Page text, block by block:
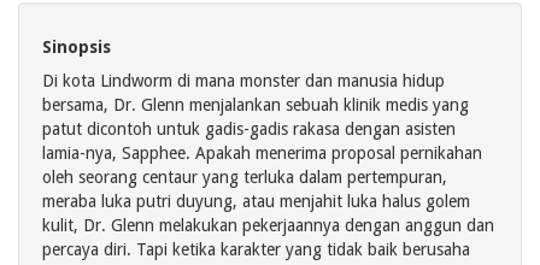
Sinopsis
Di kota Lindworm di mana monster dan manusia hidup
bersama, Dr. Glenn menjalankan sebuah klinik medis yang
patut dicontoh untuk gadis-gadis rakasa dengan asisten
lamia-nya, Sapphee. Apakah menerima proposal pernikahan
oleh seorang centaur yang terluka dalam pertempuran,
meraba luka putri duyung, atau menjahit luka halus golem
kulit, Dr. Glenn melakukan pekerjaannya dengan anggun dan
percaya diri. Tapi ketika karakter yang tidak baik berusaha